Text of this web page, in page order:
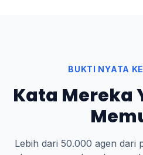
BUKTI NYATA
Kata Mereka
Lebih dari 50.000 agen dari